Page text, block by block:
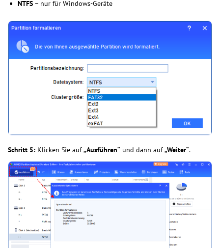
NTFS – nur für Windows-Geräte
Schritt 5: Klicken Sie auf„Ausführen“ und dann auf„Weiter“.